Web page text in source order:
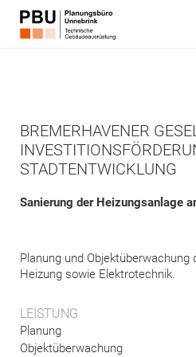
BREMERHAVENER
STADTENTWICKLUNG
Sanierung der Heizungsanlage
Planung und Objektüberwachung
Heizung sowie Elektrotechnik.
LEISTUNG
Planung
Objektüberwachung